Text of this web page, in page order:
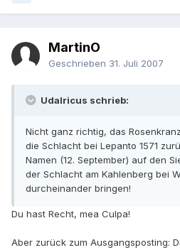
MartinO
Geschrieben 31. Juli 2007
Udalricus schrieb:
Nicht ganz richtig, das
die Schlacht bei Lepanto 1571
Namen (12. September) auf den
der Schlacht am Kahlenberg bei
durcheinander bringen!
Du hast Recht, mea Culpa!
Aber zurück zum Ausgangsposting: